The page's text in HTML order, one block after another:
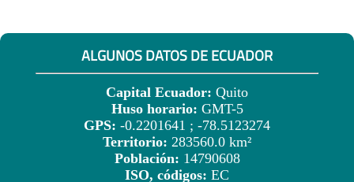
ALGUNOS DATOS DE ECUADOR
Capital Ecuador: Quito
Huso horario: GMT-5
GPS: -0.2201641 ; -78.5123274
Territorio: 283560.0 km²
Población: 14790608
ISO, códigos: EC